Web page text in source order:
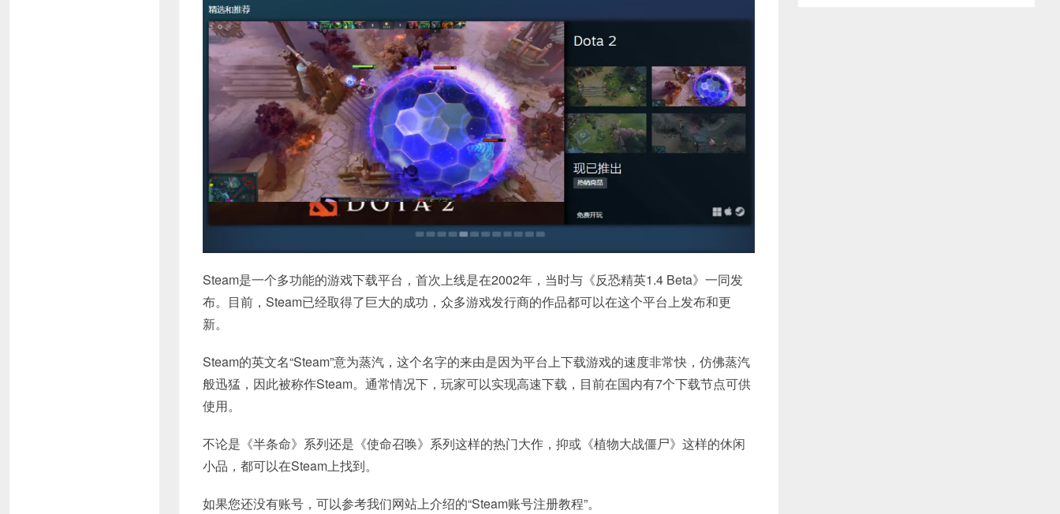
Steam是一个多功能的游戏下载平台，首次上线是在2002年，当时与《反恐精英1.4 Beta》一同发
布。目前，Steam已经取得了巨大的成功，众多游戏发行商的作品都可以在这个平台上发布和更
新。
Steam的英文名“Steam”意为蒸汽，这个名字的来由是因为平台上下载游戏的速度非常快，仿佛蒸汽
般迅猛，因此被称作Steam。通常情况下，玩家可以实现高速下载，目前在国内有7个下载节点可供
使用。
不论是《半条命》系列还是《使命召唤》系列这样的热门大作，抑或《植物大战僵尸》这样的休闲
小品，都可以在Steam上找到。
如果您还没有账号，可以参考我们网站上介绍的“Steam账号注册教程”。